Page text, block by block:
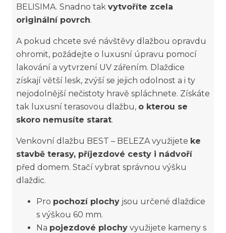
BELISIMA. Snadno tak vytvoříte zcela
originální povrch.
A pokud chcete své návštěvy dlažbou opravdu
ohromit, požádejte o luxusní úpravu pomocí
lakování a vytvrzení UV zářením. Dlaždice
získají větší lesk, zvýší se jejich odolnost a i ty
nejodolnější nečistoty hravě spláchnete. Získáte
tak luxusní terasovou dlažbu, o kterou se
skoro nemusíte starat.
Venkovní dlažbu BEST – BELEZA využijete ke
stavbě terasy, příjezdové cesty i nádvoří
před domem. Stačí vybrat správnou výšku
dlaždic.
Pro pochozí plochy jsou určené dlaždice
s výškou 60 mm.
Na pojezdové plochy využijete kameny s